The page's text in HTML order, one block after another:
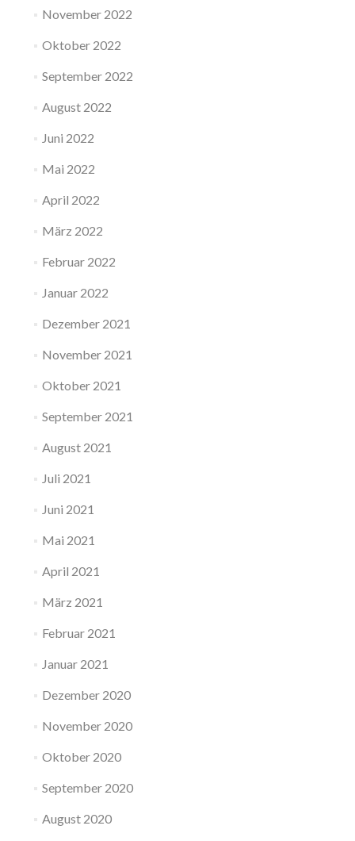
November 2022
Oktober 2022
September 2022
August 2022
Juni 2022
Mai 2022
April 2022
März 2022
Februar 2022
Januar 2022
Dezember 2021
November 2021
Oktober 2021
September 2021
August 2021
Juli 2021
Juni 2021
Mai 2021
April 2021
März 2021
Februar 2021
Januar 2021
Dezember 2020
November 2020
Oktober 2020
September 2020
August 2020